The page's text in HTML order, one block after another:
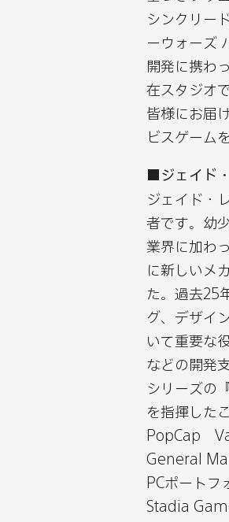
シンクリー
ーウォーズ
開発に携わ
在スタジオ
皆様にお届
ビスゲーム
■ジェイド
ジェイド・
者です。幼
業界に加わ
に新しいメ
た。過去25
グ、デザイ
いて重要な
などの開発
シリーズの
を指揮した
PopCap
General
PCポートフ
Stadia